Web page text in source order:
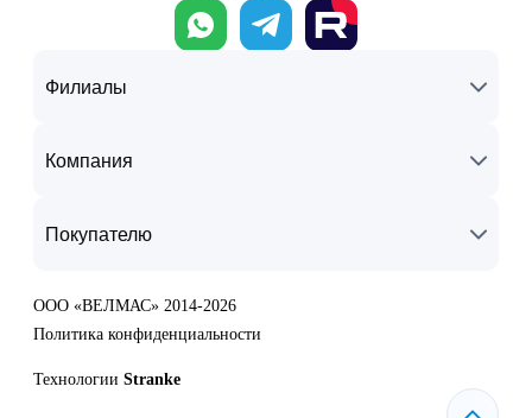
Филиалы
Компания
Покупателю
ООО «ВЕЛМАС» 2014-2026
Политика конфиденциальности
Технологии Stranke